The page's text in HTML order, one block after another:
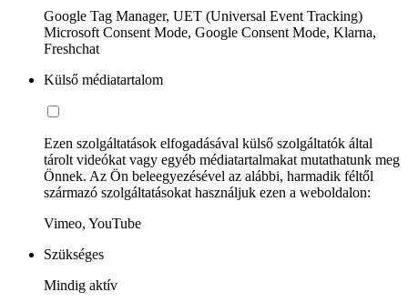
Google Tag Manager, UET (Universal Event Tracking)
Microsoft Consent Mode, Google Consent Mode, Klarna,
Freshchat
Külső médiatartalom
Ezen szolgáltatások elfogadásával külső szolgáltatók által
tárolt videókat vagy egyéb médiatartalmakat mutathatunk meg
Önnek. Az Ön beleegyezésével az alábbi, harmadik féltől
származó szolgáltatásokat használjuk ezen a weboldalon:
Vimeo, YouTube
Szükséges
Mindig aktív